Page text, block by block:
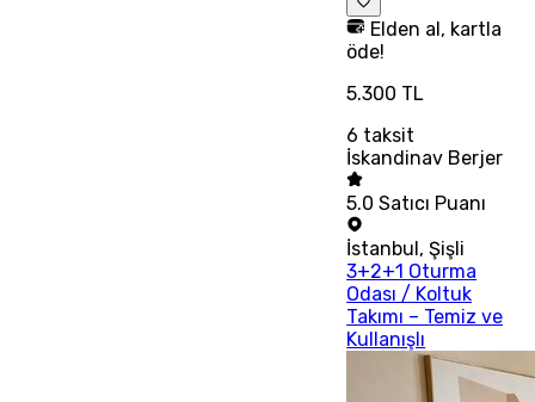
Elden al, kartla
öde!
5.300 TL
6 taksit
İskandinav Berjer
5.0 Satıcı Puanı
İstanbul ,Şişli
3+2+1 Oturma
Odası / Koltuk
Takımı – Temiz ve
Kullanışlı